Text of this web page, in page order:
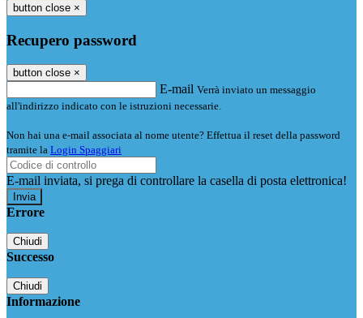
button close ×
Recupero password
button close ×
E-mail Verrà inviato un messaggio
all'indirizzo indicato con le istruzioni necessarie.
Non hai una e-mail associata al nome utente? Effettua il reset della password
tramite la Login Spaggiari
E-mail inviata, si prega di controllare la casella di posta elettronica!
Errore
Chiudi
Successo
Chiudi
Informazione